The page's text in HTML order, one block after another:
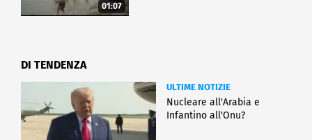
01:07
DI TENDENZA
ULTIME NOTIZIE
Nucleare all'Arabia e
Infantino all'Onu?